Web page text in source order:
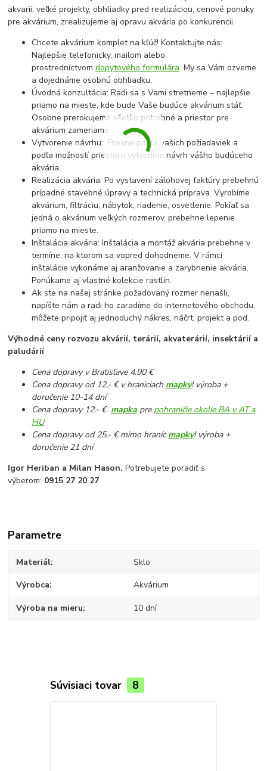
akvarií, veľké projekty, obhliadky pred realizáciou, cenové ponuky
pre akvárium, zrealizujeme aj opravu akvária po konkurencii.
Chcete akvárium komplet na kľúč! Kontaktujte nás:
Najlepšie telefonicky, mailom alebo
prostredníctvomdopytového formulára. My sa Vám ozveme
a dojednáme osobnú obhliadku.
Úvodná konzultácia: Radi sa s Vami stretneme – najlepšie
priamo na mieste, kde bude Vaše budúce akvárium stáť.
Osobne prerokujeme všetko potrebné a priestor pre
akvárium zameriame.
Vytvorenie návrhu: Presne podľa vašich požiadaviek a
podľa možností priestoru vytvoríme návrh vášho budúceho
akvária.
Realizácia akvária: Po vystavení zálohovej faktúry prebehnú
prípadné stavebné úpravy a technická príprava. Vyrobíme
akvárium, filtráciu, nábytok, riadenie, osvetlenie. Pokiaľ sa
jedná o akvárium veľkých rozmerov, prebehne lepenie
priamo na mieste.
Inštalácia akvária: Inštalácia a montáž akvária prebehne v
termíne, na ktorom sa vopred dohodneme. V rámci
inštalácie vykonáme aj aranžovanie a zarybnenie akvária.
Ponúkame aj vlastné kolekcie rastlín.
Ak ste na našej stránke požadovaný rozmer nenašli,
napíšte nám a radi ho zaradíme do internetového obchodu,
môžete pripojiť aj jednoduchý nákres, náčrt, projekt a pod.
Výhodné ceny rozvozu akvárií, terárií, akvaterárií, insektárií a
paludárií
Cena dopravy v Bratislave 4.90 €
Cena dopravy od 12,- € v hraniciach mapky! výroba +
doručenie 10-14 dní
Cena dopravy 12.- € mapka pre pohraničie okolie BA v AT a
HU
Cena dopravy od 25,- € mimo hranícmapky! výroba +
doručenie 21 dní
Igor Heriban a Milan Hason.Potrebujete poradiť s
výberom: 0915 27 20 27
Parametre
Materiál Sklo
Výrobca Akvárium
Výroba na mieru 10 dní
Súvisiaci tovar 8